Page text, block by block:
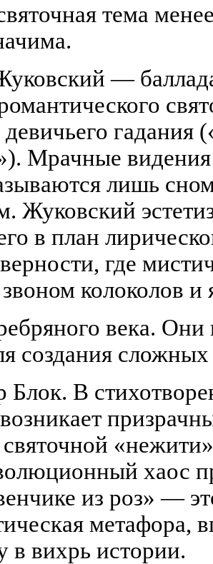
тема
—
гадания
Мрачные
лишь
Жуковский
в план
где
колоколов
века. Они
создания
Блок. В
святочной
хаос
из роз» —
метафора,
в вихрь истории.